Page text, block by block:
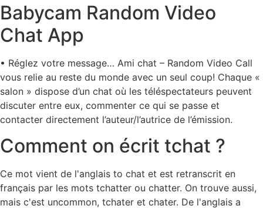
Babycam Random Video
Chat App
• Réglez votre message… Ami chat – Random Video Call
vous relie au reste du monde avec un seul coup! Chaque «
salon » dispose d’un chat où les téléspectateurs peuvent
discuter entre eux, commenter ce qui se passe et
contacter directement l’auteur/l’autrice de l’émission.
Comment on écrit tchat ?
Ce mot vient de l'anglais to chat et est retranscrit en
français par les mots tchatter ou chatter. On trouve aussi,
mais c'est uncommon, tchater et chater. De l'anglais a